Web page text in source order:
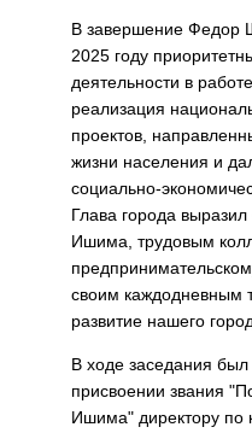
В завершение Федор
2025 году
деятельности в
реализация
проектов,
жизни населения и
социально-
Глава города
Ишима, трудовым
своим каждодневным
развитие нашего
В ходе заседания
присвоении звания
Ишима" директору по